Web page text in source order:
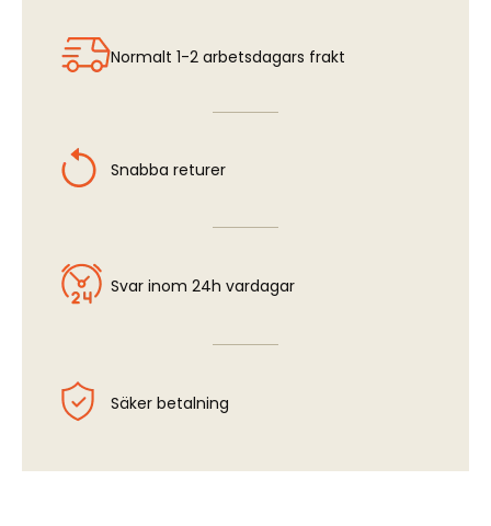
Normalt 1-2 arbetsdagars frakt
Snabba returer
Svar inom 24h vardagar
Säker betalning